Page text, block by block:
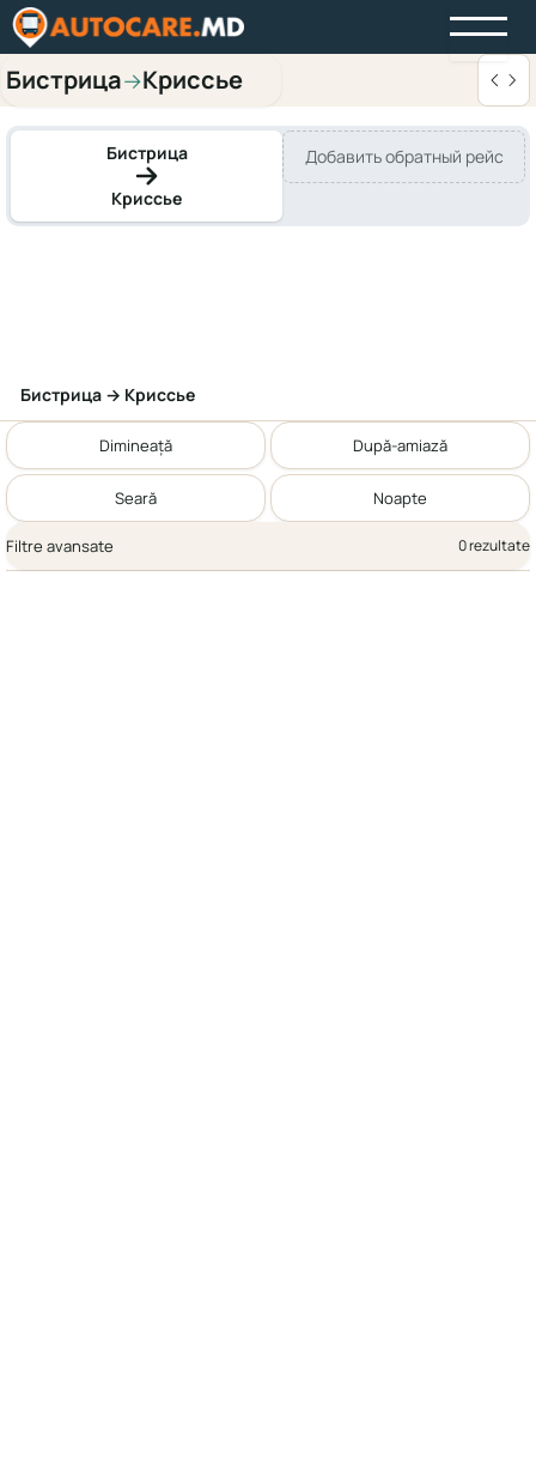
Бистрица→Криссье
Бистрица
Криссье
Добавить обратный рейс
Бистрица → Криссье
Dimineață După-amiază
Seară Noapte
Filtre avansate 0 rezultate